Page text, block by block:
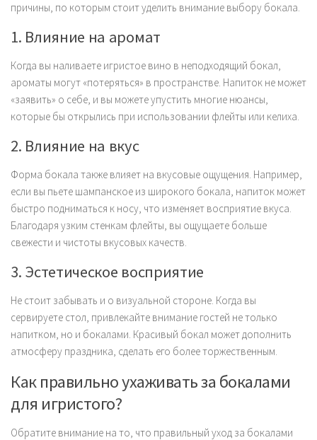
причины, по которым стоит уделить внимание выбору бокала.
1. Влияние на аромат
Когда вы наливаете игристое вино в неподходящий бокал,
ароматы могут «потеряться» в пространстве. Напиток не может
«заявить» о себе, и вы можете упустить многие нюансы,
которые бы открылись при использовании флейты или келиха.
2. Влияние на вкус
Форма бокала также влияет на вкусовые ощущения. Например,
если вы пьете шампанское из широкого бокала, напиток может
быстро подниматься к носу, что изменяет восприятие вкуса.
Благодаря узким стенкам флейты, вы ощущаете больше
свежести и чистоты вкусовых качеств.
3. Эстетическое восприятие
Не стоит забывать и о визуальной стороне. Когда вы
сервируете стол, привлекайте внимание гостей не только
напитком, но и бокалами. Красивый бокал может дополнить
атмосферу праздника, сделать его более торжественным.
Как правильно ухаживать за бокалами
для игристого?
Обратите внимание на то, что правильный уход за бокалами